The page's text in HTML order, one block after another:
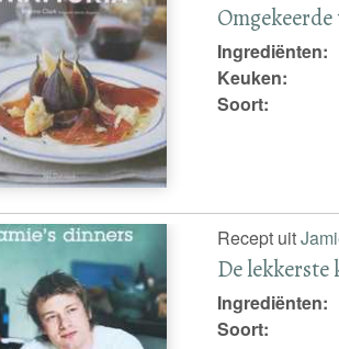
Ingrediënten:
Keuken:
Soort:
Recept uit
De
Ingrediënten:
Soort: